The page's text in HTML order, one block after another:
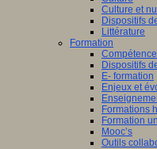
Culture et
Dispositifs
Littérature
Formation
Dispositifs
E- formation
Enjeux et
Formations
Formation
Mooc’s
Outils